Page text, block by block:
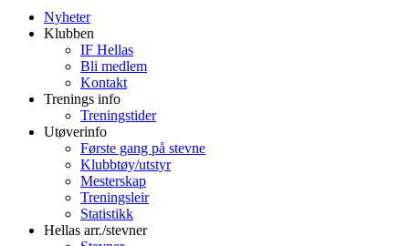
Nyheter
Klubben
IF Hellas
Bli medlem
Kontakt
Trenings info
Treningstider
Utøverinfo
Første gang på stevne
Klubbtøy/utstyr
Mesterskap
Treningsleir
Statistikk
Hellas arr./stevner